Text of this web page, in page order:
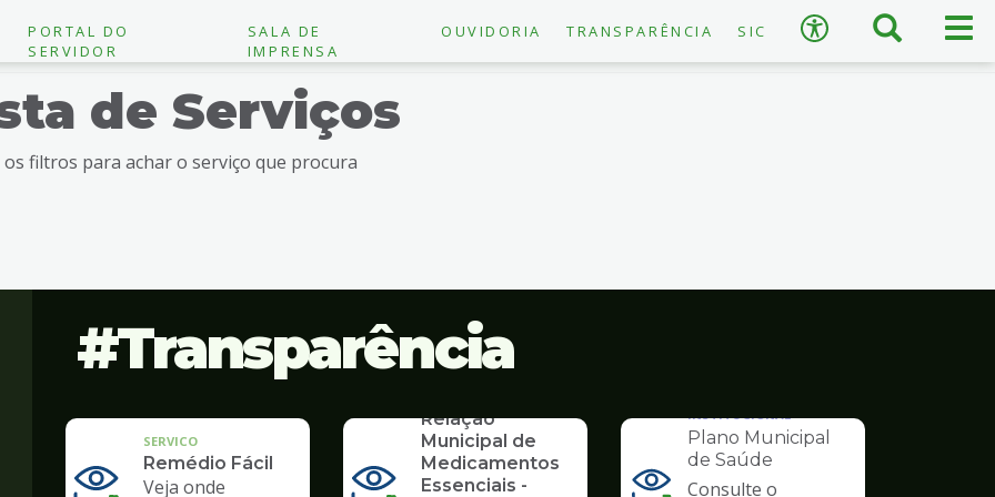
Busca
Acessibilidade
PORTAL DO
SERVIDOR
SALA DE
IMPRENSA
OUVIDORIA TRANSPARÊNCIA SIC ×
de Serviços
os filtros para achar o serviço que procura
Transparência
SERVICO
Remédio Fácil
Veja onde
Relação
Municipal de
Medicamentos
Essenciais -
INSTITUCIONAL
Plano Municipal
de Saúde
Consulte o